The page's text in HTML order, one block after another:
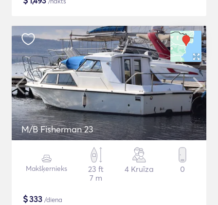
M/B Fisherman 23
Makšķernieks
23 ft
7 m
4 Kruīza 0
$333 /diena